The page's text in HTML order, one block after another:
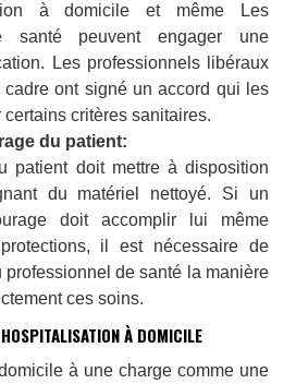
à domicile et même Les
santé peuvent engager une
Les professionnels libéraux
ont signé un accord qui les
critères sanitaires.
du patient:
patient doit mettre à disposition
du matériel nettoyé. Si un
doit accomplir lui même
il est nécessaire de
professionnel de santé la manière
ces soins.
À DOMICILE
à une charge comme une